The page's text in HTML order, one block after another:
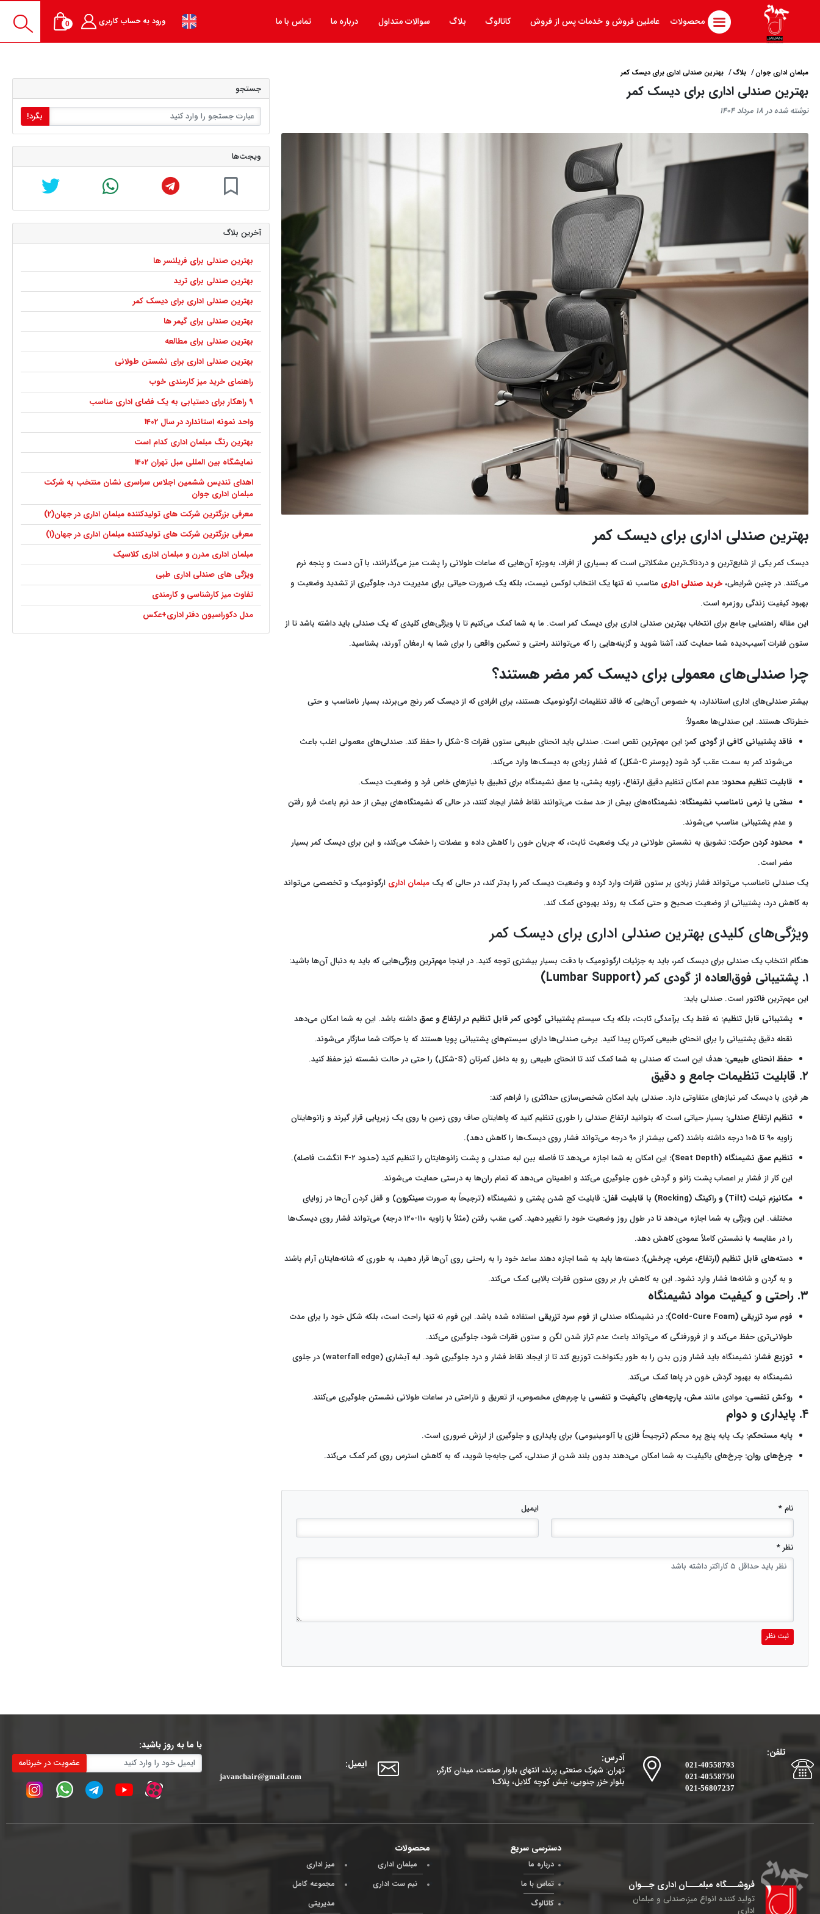
محصولات عاملین فروش و خدمات پس از فروش کاتالوگ بلاگ سوالات متداول درباره ما تماس با ما ورود به حساب کاربری 0
مبلمان اداری جوان بلاگ بهترین صندلی اداری برای دیسک کمر
بهترین صندلی اداری برای دیسک کمر
نوشته شده در 18 مرداد 1404
بهترین صندلی اداری برای دیسک کمر
دیسک کمر یکی از شایع‌ترین و دردناک‌ترین مشکلاتی است که بسیاری از افراد، به‌ویژه آن‌هایی که ساعات طولانی را پشت میز می‌گذرانند، با آن دست و پنجه نرم
می‌کنند. در چنین شرایطی،خرید صندلی اداری مناسب نه تنها یک انتخاب لوکس نیست، بلکه یک ضرورت حیاتی برای مدیریت درد، جلوگیری از تشدید وضعیت و
بهبود کیفیت زندگی روزمره است.
این مقاله راهنمایی جامع برای انتخاب بهترین صندلی اداری برای دیسک کمر است. ما به شما کمک می‌کنیم تا با ویژگی‌های کلیدی که یک صندلی باید داشته باشد تا از
ستون فقرات آسیب‌دیده شما حمایت کند، آشنا شوید و گزینه‌هایی را که می‌توانند راحتی و تسکین واقعی را برای شما به ارمغان آورند، بشناسید.
چرا صندلی‌های معمولی برای دیسک کمر مضر هستند؟
بیشتر صندلی‌های اداری استاندارد، به خصوص آن‌هایی که فاقد تنظیمات ارگونومیک هستند، برای افرادی که از دیسک کمر رنج می‌برند، بسیار نامناسب و حتی
خطرناک هستند. این صندلی‌ها معمولاً:
فاقد پشتیبانی کافی از گودی کمر:
این مهم‌ترین نقص است. صندلی باید انحنای طبیعی ستون فقرات S-شکل را حفظ کند. صندلی‌های معمولی اغلب باعث
می‌شوند کمر به سمت عقب گرد شود (پوستر C-شکل) که فشار زیادی به دیسک‌ها وارد می‌کند.
قابلیت تنظیم محدود: عدم امکان تنظیم دقیق ارتفاع، زاویه پشتی، یا عمق نشیمنگاه برای تطبیق با نیازهای خاص فرد و وضعیت دیسک.
سفتی یا نرمی نامناسب نشیمنگاه: نشیمنگاه‌های بیش از حد سفت می‌توانند نقاط فشار ایجاد کنند، در حالی که نشیمنگاه‌های بیش از حد نرم باعث فرو رفتن
و عدم پشتیبانی مناسب می‌شوند.
محدود کردن حرکت: تشویق به نشستن طولانی در یک وضعیت ثابت، که جریان خون را کاهش داده و عضلات را خشک می‌کند، و این برای دیسک کمر بسیار
مضر است.
یک صندلی نامناسب می‌تواند فشار زیادی بر ستون فقرات وارد کرده و وضعیت دیسک کمر را بدتر کند، در حالی که یکمبلمان اداری ارگونومیک و تخصصی می‌تواند
به کاهش درد، پشتیبانی از وضعیت صحیح و حتی کمک به روند بهبودی کمک کند.
ویژگی‌های کلیدی بهترین صندلی اداری برای دیسک کمر
هنگام انتخاب یک صندلی برای دیسک کمر، باید به جزئیات ارگونومیک با دقت بسیار بیشتری توجه کنید. در اینجا مهم‌ترین ویژگی‌هایی که باید به دنبال آن‌ها باشید:
۱. پشتیبانی فوق‌العاده از گودی کمر (Lumbar Support)
این مهم‌ترین فاکتور است. صندلی باید:
پشتیبانی قابل تنظیم: نه فقط یک برآمدگی ثابت، بلکه یک سیستمپشتیبانی گودی کمر قابل تنظیم در ارتفاع و عمق داشته باشد. این به شما امکان می‌دهد
نقطه دقیق پشتیبانی را برای انحنای طبیعی کمرتان پیدا کنید. برخی صندلی‌ها دارای سیستم‌های پشتیبانی پویا هستند که با حرکات شما سازگار می‌شوند.
حفظ انحنای طبیعی: هدف این است که صندلی به شما کمک کند تا انحنای طبیعی رو به داخل کمرتان (S-شکل) را حتی در حالت نشسته نیز حفظ کنید.
۲. قابلیت تنظیمات جامع و دقیق
هر فردی با دیسک کمر نیازهای متفاوتی دارد. صندلی باید امکان شخصی‌سازی حداکثری را فراهم کند:
تنظیم ارتفاع صندلی: بسیار حیاتی است که بتوانید ارتفاع صندلی را طوری تنظیم کنید که پاهایتان صاف روی زمین یا روی یک زیرپایی قرار گیرند و زانوهایتان
زاویه ۹۰ تا ۱۰۵ درجه داشته باشند (کمی بیشتر از ۹۰ درجه می‌تواند فشار روی دیسک‌ها را کاهش دهد).
تنظیم عمق نشیمنگاه (Seat Depth):
این امکان به شما اجازه می‌دهد تا فاصله بین لبه صندلی و پشت زانوهایتان را تنظیم کنید (حدود ۲-۴ انگشت فاصله).
این کار از فشار بر اعصاب پشت زانو و گردش خون جلوگیری می‌کند و اطمینان می‌دهد که تمام ران‌ها به درستی حمایت می‌شوند.
مکانیزم تیلت (Tilt) و راکینگ (Rocking) با قابلیت قفل:
قابلیت کج شدن پشتی و نشیمنگاه (ترجیحاً به صورتسینکرون) و قفل کردن آن‌ها در زوایای
مختلف. این ویژگی به شما اجازه می‌دهد تا در طول روز وضعیت خود را تغییر دهید. کمی عقب رفتن (مثلاً با زاویه ۱۱۰-۱۲۰ درجه) می‌تواند فشار روی دیسک‌ها
را در مقایسه با نشستن کاملاً عمودی کاهش دهد.
دسته‌های قابل تنظیم (ارتفاع، عرض، چرخش): دسته‌ها باید به شما اجازه دهند ساعد خود را به راحتی روی آن‌ها قرار دهید، به طوری که شانه‌هایتان آرام باشند
و به گردن و شانه‌ها فشار وارد نشود. این به کاهش بار بر روی ستون فقرات بالایی کمک می‌کند.
۳. راحتی و کیفیت مواد نشیمنگاه
فوم سرد تزریقی (Cold-Cure Foam): در نشیمنگاه صندلی از فوم سرد تزریقی استفاده شده باشد. این فوم نه تنها راحت است، بلکه شکل خود را برای مدت
طولانی‌تری حفظ می‌کند و از فرورفتگی که می‌تواند باعث عدم تراز شدن لگن و ستون فقرات شود، جلوگیری می‌کند.
توزیع فشار:
نشیمنگاه باید فشار وزن بدن را به طور یکنواخت توزیع کند تا از ایجاد نقاط فشار و درد جلوگیری شود. لبه آبشاری (waterfall edge) در جلوی
نشیمنگاه به بهبود گردش خون در پاها کمک می‌کند.
روکش تنفسی: موادی مانندمش،پارچه‌های باکیفیت و تنفسی یا چرم‌های مخصوص، از تعریق و ناراحتی در ساعات طولانی نشستن جلوگیری می‌کنند.
۴. پایداری و دوام
پایه مستحکم: یک پایه پنج پره محکم (ترجیحاً فلزی یا آلومینیومی) برای پایداری و جلوگیری از لرزش ضروری است.
چرخ‌های روان: چرخ‌های باکیفیت به شما امکان می‌دهند بدون بلند شدن از صندلی، کمی جابه‌جا شوید، که به کاهش استرس روی کمر کمک می‌کند.
نام * ایمیل
نظر *
ثبت نظر
جستجو
بگرد!
ویجت‌ها
آخرین بلاگ
بهترین صندلی برای فریلنسر ها
بهترین صندلی برای ترید
بهترین صندلی اداری برای دیسک کمر
بهترین صندلی برای گیمر ها
بهترین صندلی برای مطالعه
بهترین صندلی اداری برای نشستن طولانی
راهنمای خرید میز کارمندی خوب
9 راهکار برای دستیابی به یک فضای اداری مناسب
واحد نمونه استاندارد در سال 1402
بهترین رنگ مبلمان اداری کدام است
نمایشگاه بین المللی مبل تهران 1402
اهدای تندیس ششمین اجلاس سراسری نشان منتخب به شرکت
مبلمان اداری جوان
معرفی بزرگترین شرکت های تولیدکننده مبلمان اداری در جهان(2)
معرفی بزرگترین شرکت های تولیدکننده مبلمان اداری در جهان(1)
مبلمان اداری مدرن و مبلمان اداری کلاسیک
ویژگی های صندلی اداری طبی
تفاوت میز کارشناسی و کارمندی
مدل دکوراسیون دفتر اداری+عکس
تلفن:
021-40558793
021-40558750
021-56807237
آدرس:
تهران: شهرک صنعتی پرند، انتهای بلوار صنعت، میدان کارگر،
بلوار خزر جنوبی، نبش کوچه گلایل، پلاک1
ایمیل:
javanchair@gmail.com
با ما به روز باشید:
عضویت در خبرنامه
فروشـــگاه مبلمـــان اداری جــوان
تولید کننده انواع میز،صندلی و مبلمان
اداری
دسترسی سریع
درباره ما
تماس با ما
کاتالوگ
محصولات
مبلمان اداری
میز اداری
نیم ست اداری
مجموعه کامل
مدیریتی